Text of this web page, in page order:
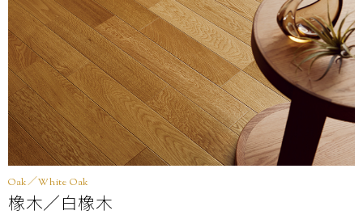
Oak／White Oak
橡木／白橡木